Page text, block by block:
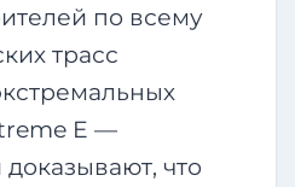
по всему
трасс
E —
что